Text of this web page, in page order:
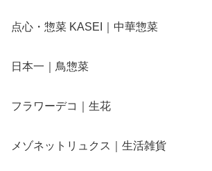
点心・惣菜 KASEI｜中華惣菜
日本一｜鳥惣菜
フラワーデコ｜生花
メゾネットリュクス｜生活雑貨